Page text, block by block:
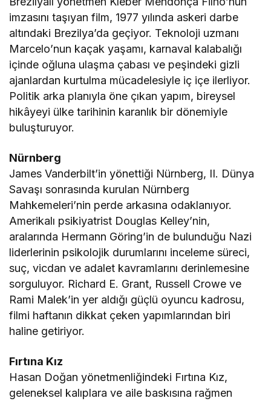
imzasını taşıyan film, 1977 yılında askeri darbe
altındaki Brezilya’da geçiyor. Teknoloji uzmanı
Marcelo’nun kaçak yaşamı, karnaval kalabalığı
içinde oğluna ulaşma çabası ve peşindeki gizli
ajanlardan kurtulma mücadelesiyle iç içe ilerliyor.
Politik arka planıyla öne çıkan yapım, bireysel
hikâyeyi ülke tarihinin karanlık bir dönemiyle
buluşturuyor.
Nürnberg
James Vanderbilt’in yönettiği Nürnberg, II. Dünya
Savaşı sonrasında kurulan Nürnberg
Mahkemeleri’nin perde arkasına odaklanıyor.
Amerikalı psikiyatrist Douglas Kelley’nin,
aralarında Hermann Göring’in de bulunduğu Nazi
liderlerinin psikolojik durumlarını inceleme süreci,
suç, vicdan ve adalet kavramlarını derinlemesine
sorguluyor. Richard E. Grant, Russell Crowe ve
Rami Malek’in yer aldığı güçlü oyuncu kadrosu,
filmi haftanın dikkat çeken yapımlarından biri
haline getiriyor.
Fırtına Kız
Hasan Doğan yönetmenliğindeki Fırtına Kız,
geleneksel kalıplara ve aile baskısına rağmen